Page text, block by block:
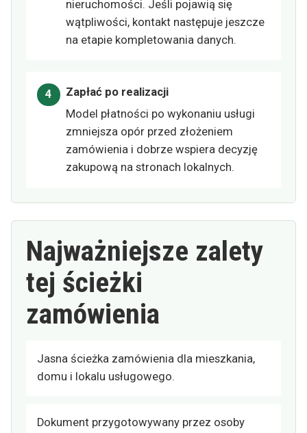
nieruchomości. Jeśli pojawią się
wątpliwości, kontakt następuje jeszcze
na etapie kompletowania danych.
Zapłać po realizacji
Model płatności po wykonaniu usługi
zmniejsza opór przed złożeniem
zamówienia i dobrze wspiera decyzję
zakupową na stronach lokalnych.
Najważniejsze zalety
tej ścieżki
zamówienia
Jasna ścieżka zamówienia dla mieszkania,
domu i lokalu usługowego.
Dokument przygotowywany przez osoby